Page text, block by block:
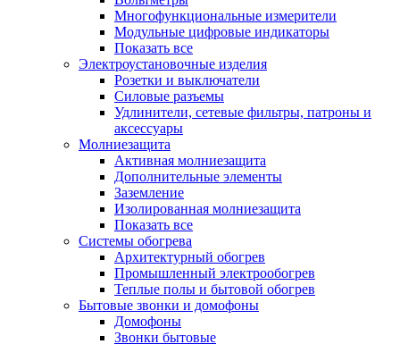
Многофункциональные измерители
Модульные цифровые индикаторы
Показать все
Электроустановочные изделия
Розетки и выключатели
Силовые разъемы
Удлинители, сетевые фильтры, патроны и
аксессуары
Молниезащита
Активная молниезащита
Дополнительные элементы
Заземление
Изолированная молниезащита
Показать все
Системы обогрева
Архитектурный обогрев
Промышленный электрообогрев
Теплые полы и бытовой обогрев
Бытовые звонки и домофоны
Домофоны
Звонки бытовые